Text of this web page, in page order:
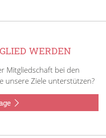
WERDEN
Mitgliedschaft bei den
unsere Ziele unterstützen?